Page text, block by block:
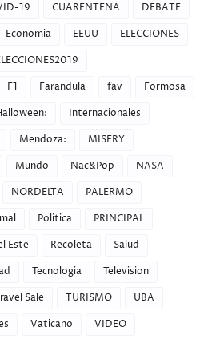
19 CUARENTENA
DEBATE
Economia EEUU
ELECCIONES
F1 Farandula fav
Formosa
Internacionales
Mendoza:
MISERY
Mundo Nac&Pop
NASA
NORDELTA
PALERMO
Politica
PRINCIPAL
Este Recoleta
Salud
Tecnologia
Television
Sale TURISMO
UBA
Vaticano VIDEO